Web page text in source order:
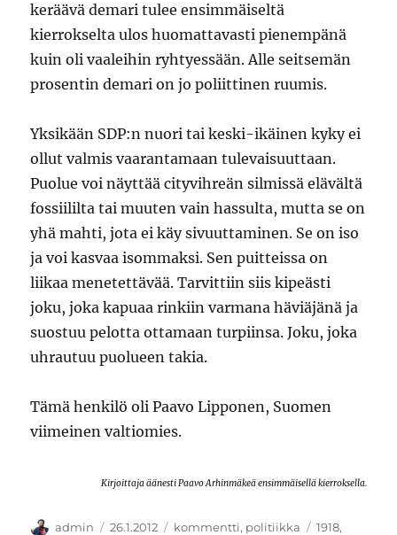
keräävä demari tulee ensimmäiseltä
kierrokselta ulos huomattavasti pienempänä
kuin oli vaaleihin ryhtyessään. Alle seitsemän
prosentin demari on jo poliittinen ruumis.
Yksikään SDP:n nuori tai keski-ikäinen kyky ei
ollut valmis vaarantamaan tulevaisuuttaan.
Puolue voi näyttää cityvihreän silmissä elävältä
fossiililta tai muuten vain hassulta, mutta se on
yhä mahti, jota ei käy sivuuttaminen. Se on iso
ja voi kasvaa isommaksi. Sen puitteissa on
liikaa menetettävää. Tarvittiin siis kipeästi
joku, joka kapuaa rinkiin varmana häviäjänä ja
suostuu pelotta ottamaan turpiinsa. Joku, joka
uhrautuu puolueen takia.
Tämä henkilö oli Paavo Lipponen, Suomen
viimeinen valtiomies.
Kirjoittaja äänesti Paavo Arhinmäkeä ensimmäisellä kierroksella.
Kirjoittaja
admin Julkaistu
26.1.2012 Kategoriat
kommentti, politiikka Avainsanat
1918,